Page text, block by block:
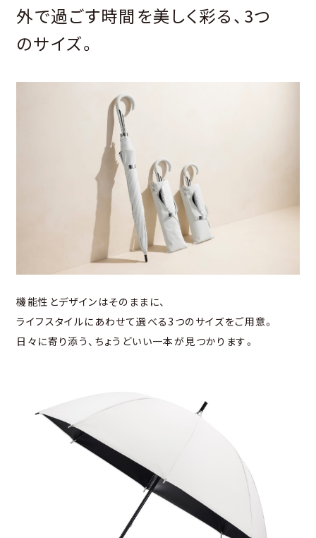
外で過ごす時間を美しく彩る、3つ
のサイズ。
機能性とデザインはそのままに、
ライフスタイルにあわせて選べる3つのサイズをご用意。
日々に寄り添う、ちょうどいい一本が見つかります。